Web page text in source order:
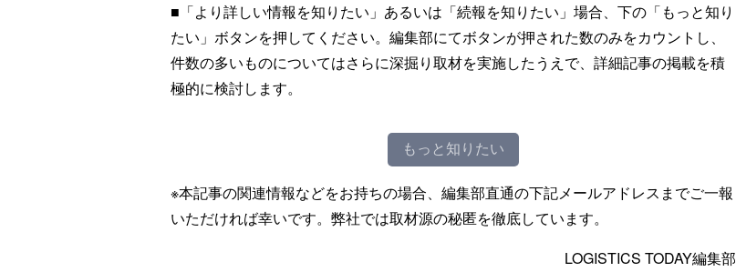
■「より詳しい情報を知りたい」あるいは「続報を知りたい」場合、下の「もっと知り
たい」ボタンを押してください。編集部にてボタンが押された数のみをカウントし、
件数の多いものについてはさらに深掘り取材を実施したうえで、詳細記事の掲載を積
極的に検討します。
もっと知りたい
※本記事の関連情報などをお持ちの場合、編集部直通の下記メールアドレスまでご一報
いただければ幸いです。弊社では取材源の秘匿を徹底しています。
LOGISTICS TODAY編集部